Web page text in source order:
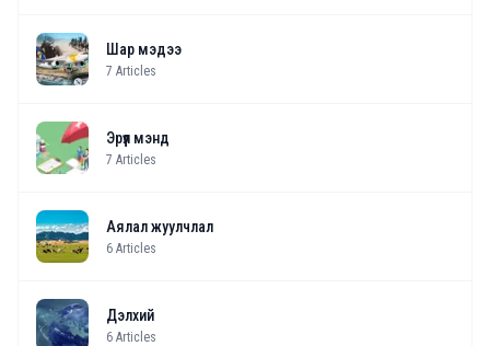
Шар мэдээ
7 Articles
Эрүүл мэнд
7 Articles
Аялал жуулчлал
6 Articles
Дэлхий
6 Articles